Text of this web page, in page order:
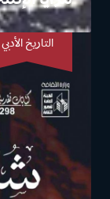
التاريخ الأدبي